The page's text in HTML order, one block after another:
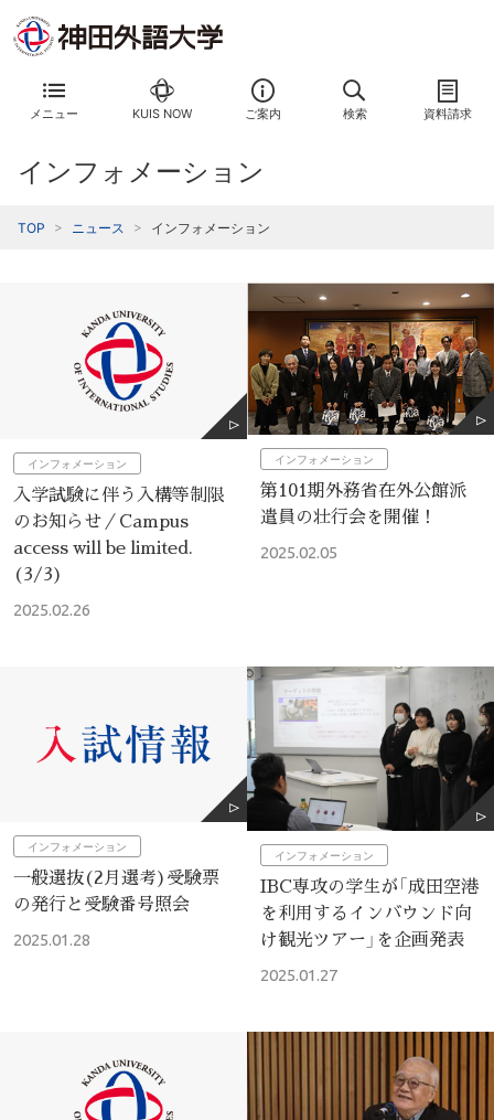
メニュー KUIS NOW ご案内 検索 資料請求
インフォメーション
TOP ニュース インフォメーション
インフォメーション
入学試験に伴う入構等制限
のお知らせ／Campus
access will be limited.
(3/3)
2025.02.26
インフォメーション
第101期外務省在外公館派
遣員の壮行会を開催！
2025.02.05
インフォメーション
一般選抜(2月選考)受験票
の発行と受験番号照会
2025.01.28
インフォメーション
IBC専攻の学生が「成田空港
を利用するインバウンド向
け観光ツアー」を企画発表
2025.01.27